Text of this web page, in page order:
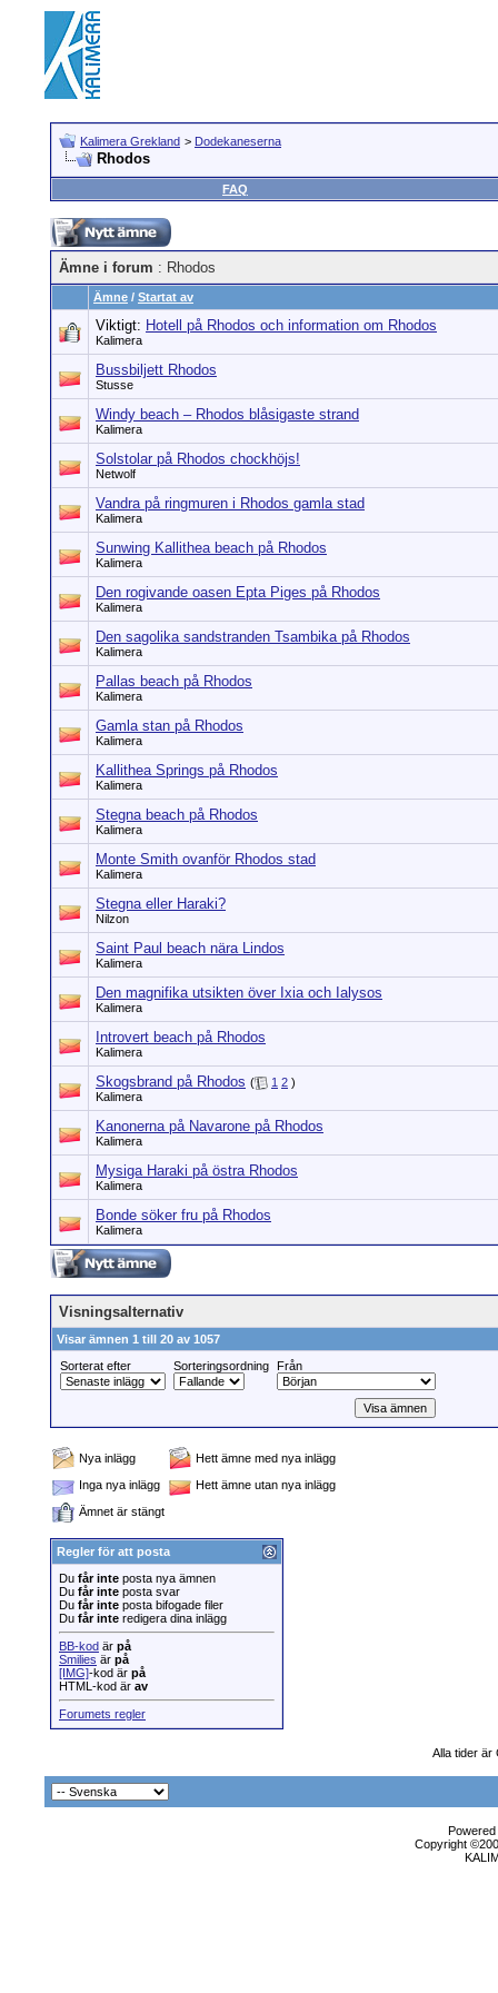
Kalimera Grekland > Dodekaneserna
Rhodos
FAQ
Ämne i forum : Rhodos
Ämne / Startat av
Viktigt: Hotell på Rhodos och information om Rhodos
Kalimera
Bussbiljett Rhodos
Stusse
Windy beach – Rhodos blåsigaste strand
Kalimera
Solstolar på Rhodos chockhöjs!
Netwolf
Vandra på ringmuren i Rhodos gamla stad
Kalimera
Sunwing Kallithea beach på Rhodos
Kalimera
Den rogivande oasen Epta Piges på Rhodos
Kalimera
Den sagolika sandstranden Tsambika på Rhodos
Kalimera
Pallas beach på Rhodos
Kalimera
Gamla stan på Rhodos
Kalimera
Kallithea Springs på Rhodos
Kalimera
Stegna beach på Rhodos
Kalimera
Monte Smith ovanför Rhodos stad
Kalimera
Stegna eller Haraki?
Nilzon
Saint Paul beach nära Lindos
Kalimera
Den magnifika utsikten över Ixia och Ialysos
Kalimera
Introvert beach på Rhodos
Kalimera
Skogsbrand på Rhodos ( 1 2 )
Kalimera
Kanonerna på Navarone på Rhodos
Kalimera
Mysiga Haraki på östra Rhodos
Kalimera
Bonde söker fru på Rhodos
Kalimera
Visningsalternativ
Visar ämnen 1 till 20 av 1057
Sorterat efter
Sorteringsordning Från
Nya inlägg
Hett ämne med nya inlägg
Inga nya inlägg
Hett ämne utan nya inlägg
Ämnet är stängt
Regler för att posta
Du får inte posta nya ämnen
Du får inte posta svar
Du får inte posta bifogade filer
Du får inte redigera dina inlägg
BB-kod är på
Smilies är på
[IMG]-kod är på
HTML-kod är av
Forumets regler
Alla tider är
Copyright